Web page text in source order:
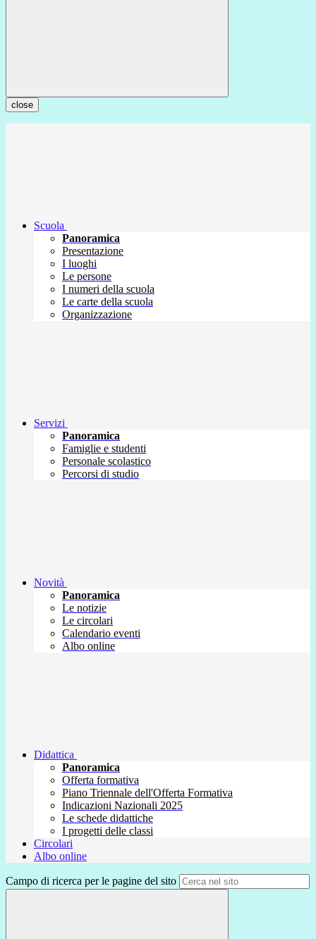
close
Scuola
Panoramica
Presentazione
I luoghi
Le persone
I numeri della scuola
Le carte della scuola
Organizzazione
Servizi
Panoramica
Famiglie e studenti
Personale scolastico
Percorsi di studio
Novità
Panoramica
Le notizie
Le circolari
Calendario eventi
Albo online
Didattica
Panoramica
Offerta formativa
Piano Triennale dell'Offerta Formativa
Indicazioni Nazionali 2025
Le schede didattiche
I progetti delle classi
Circolari
Albo online
Campo di ricerca per le pagine del sito